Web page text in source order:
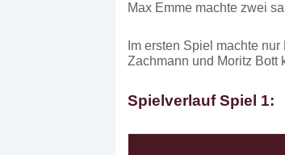
Max Emme machte zwei
Im ersten Spiel machte
Zachmann und Moritz Bott
Spielverlauf Spiel 1: